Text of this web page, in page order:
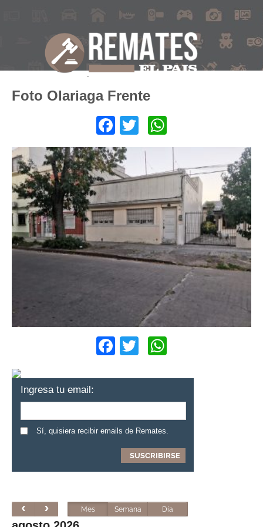
Foto Olariaga Frente
Facebook
Twitter
Facebook
Twitter
Ingresa tu email:
Sí, quisiera recibir emails de Remates.
Mes Semana Día